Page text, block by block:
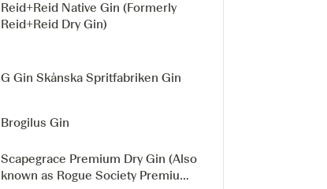
Reid+Reid Native Gin (Formerly
Reid+Reid Dry Gin)
G Gin Skånska Spritfabriken Gin
Brogilus Gin
Scapegrace Premium Dry Gin (Also
known as Rogue Society Premium